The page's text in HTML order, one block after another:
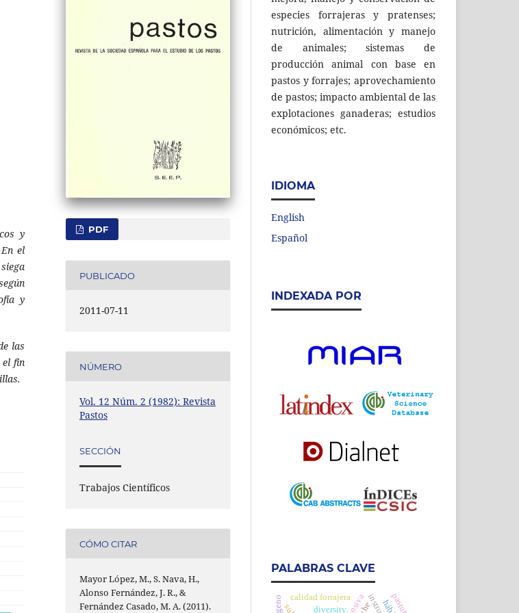
y
el
y
las
el fin
PDF
PUBLICADO
2011-07-11
NÚMERO
Vol. 12 Núm. 2 (1982): Revista
Pastos
SECCIÓN
Trabajos Científicos
CÓMO CITAR
Mayor López, M., S. Nava, H.,
Alonso Fernández, J. R., &
Fernández Casado, M. A. (2011).
especies forrajeras y pratenses;
nutrición, alimentación y manejo
de animales; sistemas de
producción animal con base en
pastos y forrajes; aprovechamiento
de pastos; impacto ambiental de las
explotaciones ganaderas; estudios
económicos; etc.
IDIOMA
English
Español
INDEXADA POR
PALABRAS CLAVE
calidad forrajera
diversity.